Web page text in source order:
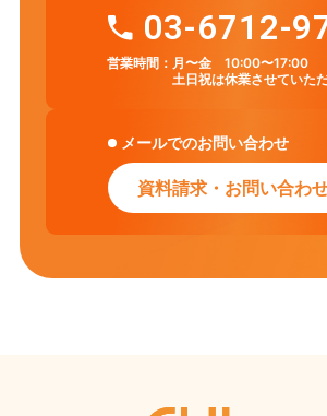
03-6712-
営業時間： 月〜金 10:00〜17:00
土日祝は休業させていただ
メールでのお問い合わせ
資料請求・お問い合わ